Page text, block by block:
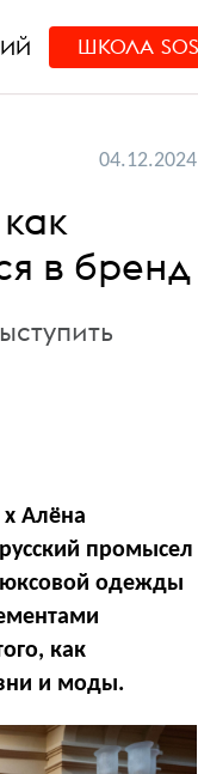
ШКОЛА
04.12.2024
в бренд
Алёна
промысел
одежды
как
и моды.